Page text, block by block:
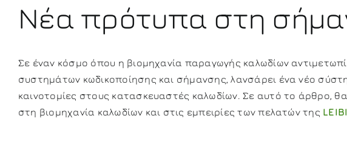
Νέα πρότυπα στη
Σε έναν κόσμο όπου η βιομηχανία παραγωγής καλωδίων
συστημάτων κωδικοποίησης και σήμανσης, λανσάρει ένα νέο
καινοτομίες στους κατασκευαστές καλωδίων. Σε αυτό το άρθρο,
στη βιομηχανία καλωδίων και στις εμπειρίες των πελατών της